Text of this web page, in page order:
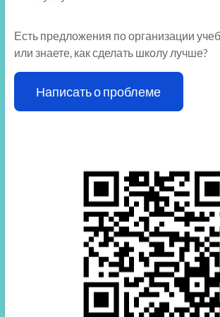
Есть предложения по организации
или знаете, как сделать школу лучше?
Написать о проблеме